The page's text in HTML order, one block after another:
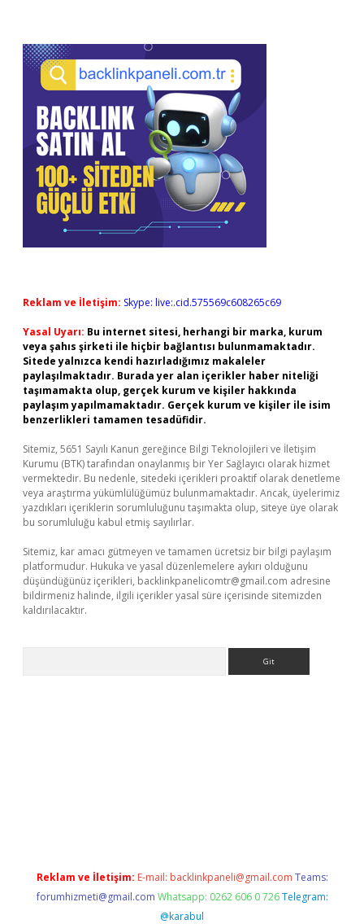
Reklam ve İletişim: Skype: live:.cid.575569c608265c69
Yasal Uyarı: Bu internet sitesi, herhangi bir marka, kurum
veya şahıs şirketi ile hiçbir bağlantısı bulunmamaktadır.
Sitede yalnızca kendi hazırladığımız makaleler
paylaşılmaktadır. Burada yer alan içerikler haber niteliği
taşımamakta olup, gerçek kurum ve kişiler hakkında
paylaşım yapılmamaktadır. Gerçek kurum ve kişiler ile isim
benzerlikleri tamamen tesadüfidir.
Sitemiz, 5651 Sayılı Kanun gereğince Bilgi Teknolojileri ve İletişim
Kurumu (BTK) tarafından onaylanmış bir Yer Sağlayıcı olarak hizmet
vermektedir. Bu nedenle, sitedeki içerikleri proaktif olarak denetleme
veya araştırma yükümlülüğümüz bulunmamaktadır. Ancak, üyelerimiz
yazdıkları içeriklerin sorumluluğunu taşımakta olup, siteye üye olarak
bu sorumluluğu kabul etmiş sayılırlar.
Sitemiz, kar amacı gütmeyen ve tamamen ücretsiz bir bilgi paylaşım
platformudur. Hukuka ve yasal düzenlemelere aykırı olduğunu
düşündüğünüz içerikleri, backlinkpanelicomtr@gmail.com adresine
bildirmeniz halinde, ilgili içerikler yasal süre içerisinde sitemizden
kaldırılacaktır.
Reklam ve İletişim: E-mail: backlinkpaneli@gmail.com Teams:
forumhizmeti@gmail.com Whatsapp: 0262 606 0 726 Telegram:
@karabul